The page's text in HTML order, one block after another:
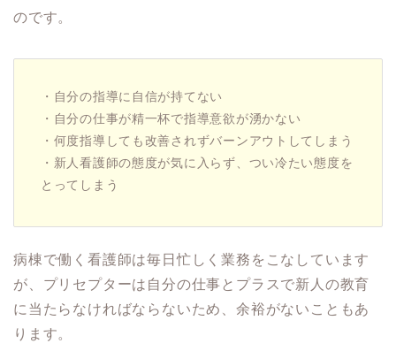
のです。
・自分の指導に自信が持てない
・自分の仕事が精一杯で指導意欲が湧かない
・何度指導しても改善されずバーンアウトしてしまう
・新人看護師の態度が気に入らず、つい冷たい態度を
とってしまう
病棟で働く看護師は毎日忙しく業務をこなしています
が、プリセプターは自分の仕事とプラスで新人の教育
に当たらなければならないため、余裕がないこともあ
ります。